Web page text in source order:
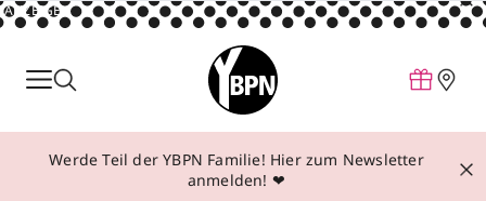
ANZEIGE
Parfum
Make-up
Werde Teil der YBPN Familie! Hier zum Newsletter
anmelden! ❤